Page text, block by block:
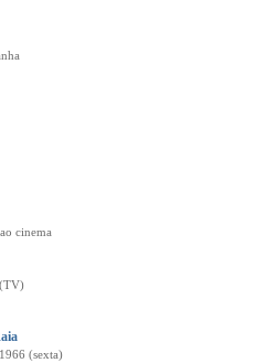
cinema
(sexta)